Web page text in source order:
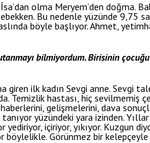
olma Meryem’den doğma.
Bu nedenle yüzünde 9,75
böyle başlıyor. Ahmet,
bilmiyordum. Birisinin
giren ilk kadın Sevgi anne. Sevgi
Temizlik hastası, hiç sevilmemiş
gelişmelerini, dava
yüzündeki yara izinden.
yediriyor, içiriyor, yıkıyor. Kuzgun
böylelikle. Görünmez bir